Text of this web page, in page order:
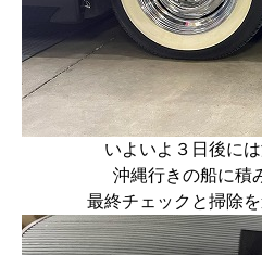
いよいよ３日後に
沖縄行きの船に積
最終チェックと掃除